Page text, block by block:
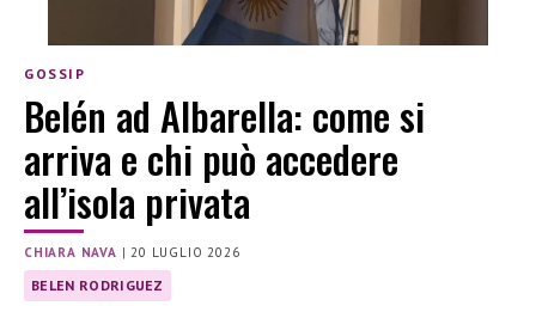
GOSSIP
Belén ad Albarella: come si
arriva e chi può accedere
all’isola privata
CHIARA NAVA | 20 LUGLIO 2026
BELEN RODRIGUEZ